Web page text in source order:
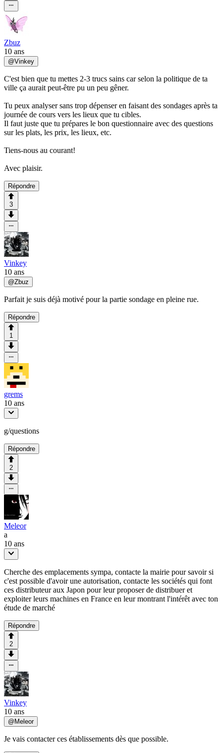
Zbuz
10 ans
@Vinkey
C'est bien que tu mettes 2-3 trucs sains car selon la politique de ta
ville ça aurait peut-être pu un peu gêner.
Tu peux analyser sans trop dépenser en faisant des sondages après ta
journée de cours vers les lieux que tu cibles.
Il faut juste que tu prépares le bon questionnaire avec des questions
sur les plats, les prix, les lieux, etc.
Tiens-nous au courant!
Avec plaisir.
Répondre
3
Vinkey
10 ans
@Zbuz
Parfait je suis déjà motivé pour la partie sondage en pleine rue.
Répondre
1
grems
10 ans
g/questions
Répondre
2
Meleor
a
10 ans
Cherche des emplacements sympa, contacte la mairie pour savoir si
c'est possible d'avoir une autorisation, contacte les sociétés qui font
ces distributeur aux Japon pour leur proposer de distribuer et
exploiter leurs machines en France en leur montrant l'intérêt avec ton
étude de marché
Répondre
2
Vinkey
10 ans
@Meleor
Je vais contacter ces établissements dès que possible.